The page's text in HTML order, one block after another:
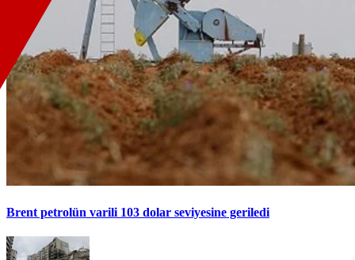
Brent petrolün varili 103 dolar seviyesine geriledi